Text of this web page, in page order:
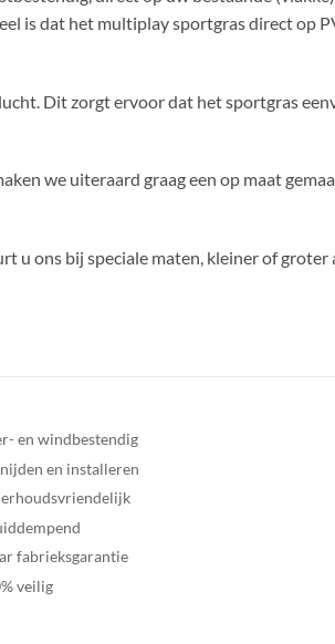
is dat het multiplay sportgras direct op
Dit zorgt ervoor dat het sportgras
we uiteraard graag een op maat
u ons bij speciale maten, kleiner of groter
en windbestendig
en installeren
fabrieksgarantie
veilig